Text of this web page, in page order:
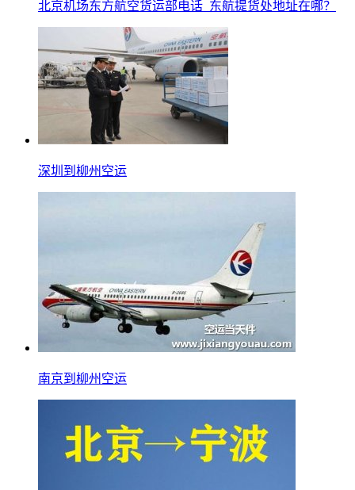
北京机场东方航空货运部电话_东航提货处地址在哪？
深圳到柳州空运
南京到柳州空运